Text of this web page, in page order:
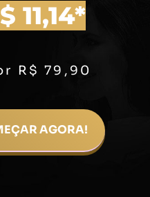
11,14*
R$ 79,90
AGORA!